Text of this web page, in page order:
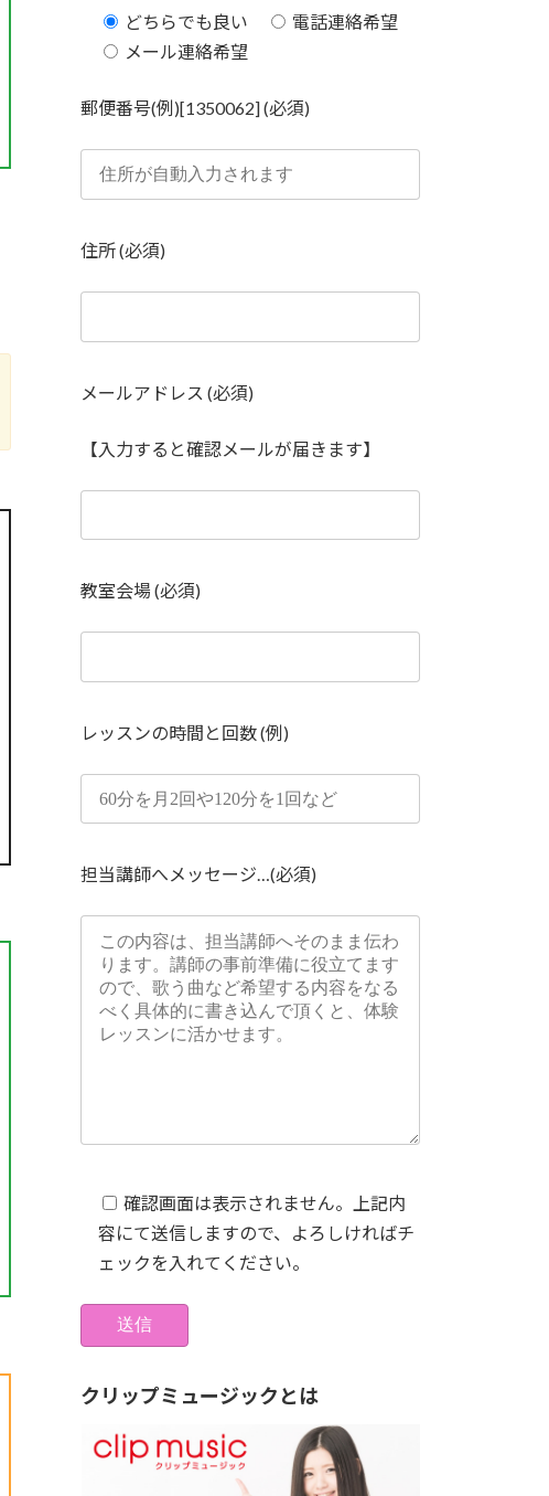
どちらでも良い
電話連絡希望
メール連絡希望
郵便番号(例)[1350062] (必須)
住所 (必須)
メールアドレス (必須)
【入力すると確認メールが届きます】
教室会場 (必須)
レッスンの時間と回数 (例)
担当講師へメッセージ…(必須)
確認画面は表示されません。上記内
容にて送信しますので、よろしければチ
ェックを入れてください。
クリップミュージックとは